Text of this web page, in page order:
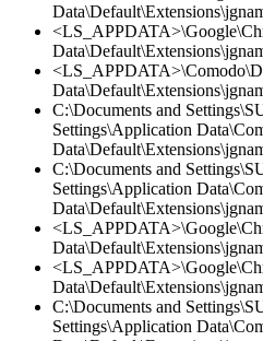
C:\Documents and
Settings\Application
C:\Documents and
Settings\Application
C:\Documents and
Settings\Application